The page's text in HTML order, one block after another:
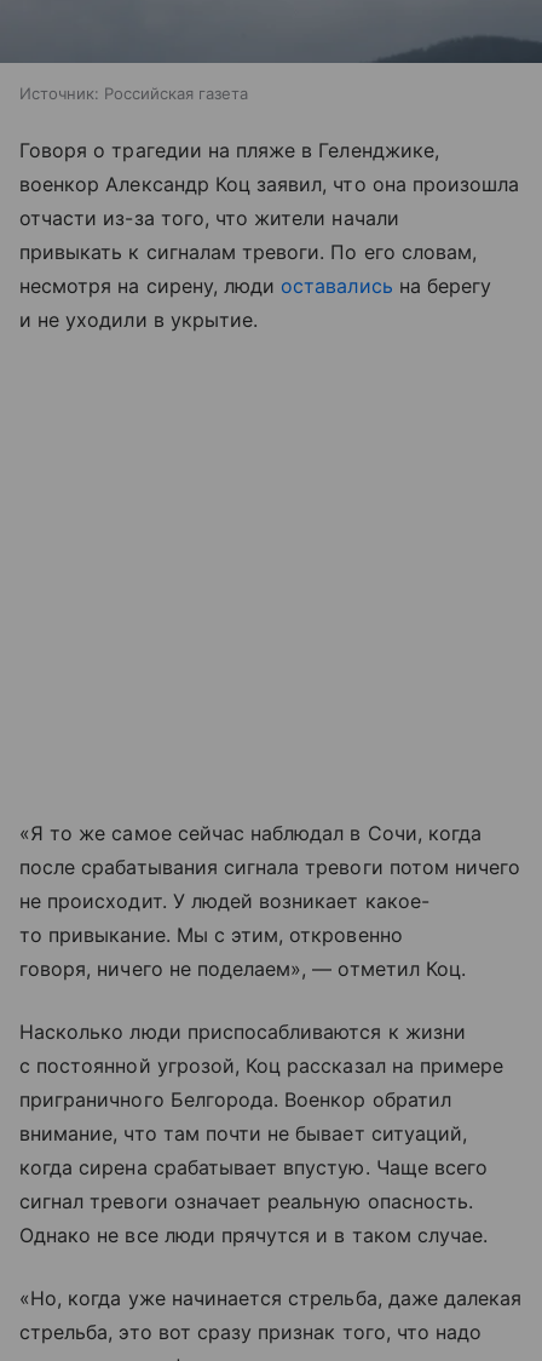
Источник: Российская газета
Говоря о трагедии на пляже в Геленджике,
военкор Александр Коц заявил, что она произошла
отчасти из-за того, что жители начали
привыкать к сигналам тревоги. По его словам,
несмотря на сирену, люди оставались на берегу
и не уходили в укрытие.
«Я то же самое сейчас наблюдал в Сочи, когда
после срабатывания сигнала тревоги потом ничего
не происходит. У людей возникает какое-
то привыкание. Мы с этим, откровенно
говоря, ничего не поделаем», — отметил Коц.
Насколько люди приспосабливаются к жизни
с постоянной угрозой, Коц рассказал на примере
приграничного Белгорода. Военкор обратил
внимание, что там почти не бывает ситуаций,
когда сирена срабатывает впустую. Чаще всего
сигнал тревоги означает реальную опасность.
Однако не все люди прячутся и в таком случае.
«Но, когда уже начинается стрельба, даже далекая
стрельба, это вот сразу признак того, что надо